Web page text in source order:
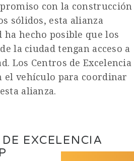
con la construcción
sólidos, esta alianza
ha hecho posible que los
la ciudad tengan acceso a
Los Centros de Excelencia
el vehículo para coordinar
alianza.
DE EXCELENCIA